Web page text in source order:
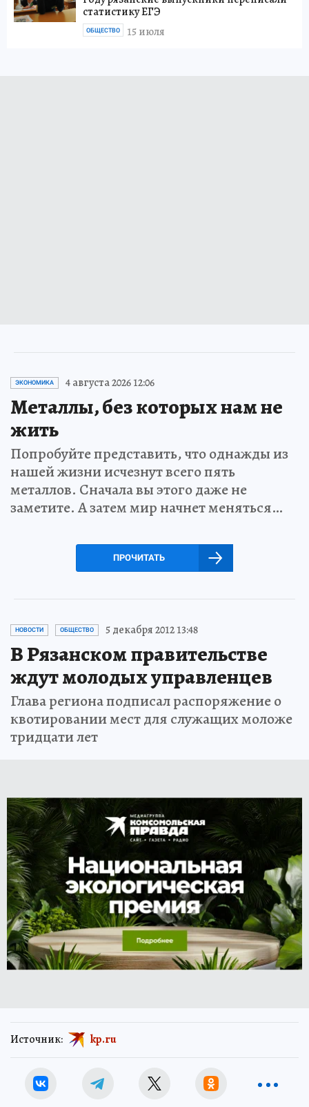
статистику ЕГЭ
15 июля
ОБЩЕСТВО
ЭКОНОМИКА 4 августа 2026 12:06
Металлы, без которых нам не
жить
Попробуйте представить, что однажды из
нашей жизни исчезнут всего пять
металлов. Сначала вы этого даже не
заметите. А затем мир начнет меняться…
ПРОЧИТАТЬ
НОВОСТИ ОБЩЕСТВО 5 декабря 2012 13:48
В Рязанском правительстве
ждут молодых управленцев
Глава региона подписал распоряжение о
квотировании мест для служащих моложе
тридцати лет
Источник: kp.ru